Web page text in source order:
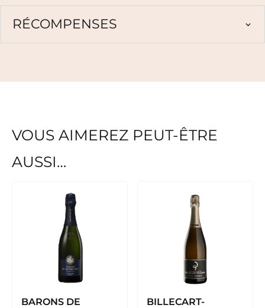
RÉCOMPENSES
VOUS AIMEREZ PEUT-ÊTRE
AUSSI…
BARONS DE
BILLECART-